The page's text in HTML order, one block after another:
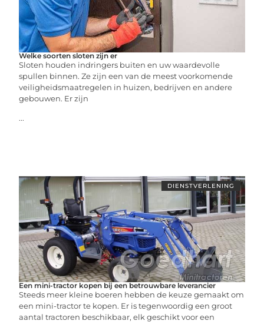
Welke soorten sloten zijn er
Sloten houden indringers buiten en uw waardevolle
spullen binnen. Ze zijn een van de meest voorkomende
veiligheidsmaatregelen in huizen, bedrijven en andere
gebouwen. Er zijn
...
DIENSTVERLENING
Een mini-tractor kopen bij een betrouwbare leverancier
Steeds meer kleine boeren hebben de keuze gemaakt om
een mini-tractor te kopen. Er is tegenwoordig een groot
aantal tractoren beschikbaar, elk geschikt voor een